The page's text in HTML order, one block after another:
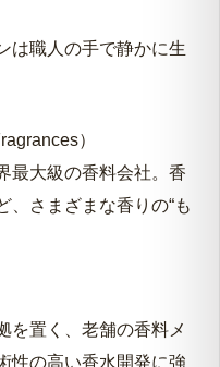
は職人の手で静かに生
）
最大級の香料会社。香
、さまざまな香りの“も
を置く、老舗の香料メ
性の高い香水開発に強